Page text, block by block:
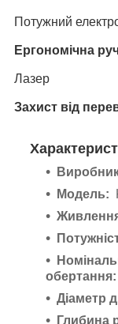
Модель:
обертання:
Діаметр
Глибина
Захист від
Лазер
Ергономічна
Потужний